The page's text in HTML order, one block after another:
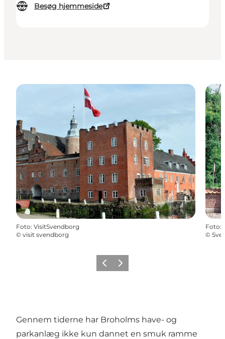
Besøg hjemmeside
Foto: VisitSvendborg
© visit svendborg
Foto:
©
Forrige billede
Næste billede
Gennem tiderne har Broholms have- og
parkanlæg ikke kun dannet en smuk ramme